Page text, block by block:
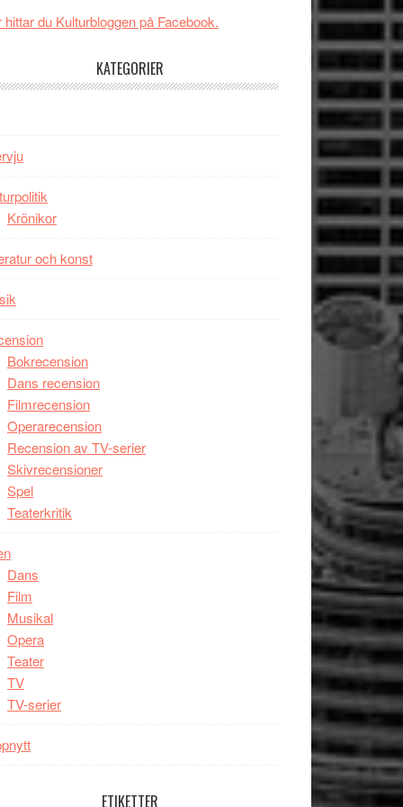
människans
imponerande
skådespelare
hittar du Kulturbloggen på Facebook.
KATEGORIER
Krönikor
och konst
Bokrecension
Dans recension
Filmrecension
Operarecension
Recension av TV-serier
Skivrecensioner
Spel
Teaterkritik
Dans
Film
Musikal
Opera
Teater
TV
TV-serier
ETIKETTER